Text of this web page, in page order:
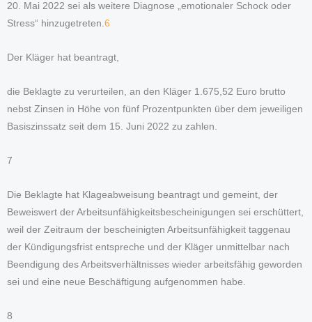
20. Mai 2022 sei als weitere Diagnose „emotionaler Schock oder
Stress“ hinzugetreten.6
Der Kläger hat beantragt,
die Beklagte zu verurteilen, an den Kläger 1.675,52 Euro brutto
nebst Zinsen in Höhe von fünf Prozentpunkten über dem jeweiligen
Basiszinssatz seit dem 15. Juni 2022 zu zahlen.
7
Die Beklagte hat Klageabweisung beantragt und gemeint, der
Beweiswert der Arbeitsunfähigkeitsbescheinigungen sei erschüttert,
weil der Zeitraum der bescheinigten Arbeitsunfähigkeit taggenau
der Kündigungsfrist entspreche und der Kläger unmittelbar nach
Beendigung des Arbeitsverhältnisses wieder arbeitsfähig geworden
sei und eine neue Beschäftigung aufgenommen habe.
8